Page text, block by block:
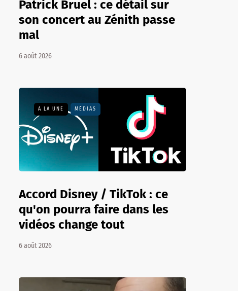
Patrick Bruel : ce détail sur
son concert au Zénith passe
mal
6 août 2026
A LA UNE MÉDIAS
Accord Disney / TikTok : ce
qu'on pourra faire dans les
vidéos change tout
6 août 2026